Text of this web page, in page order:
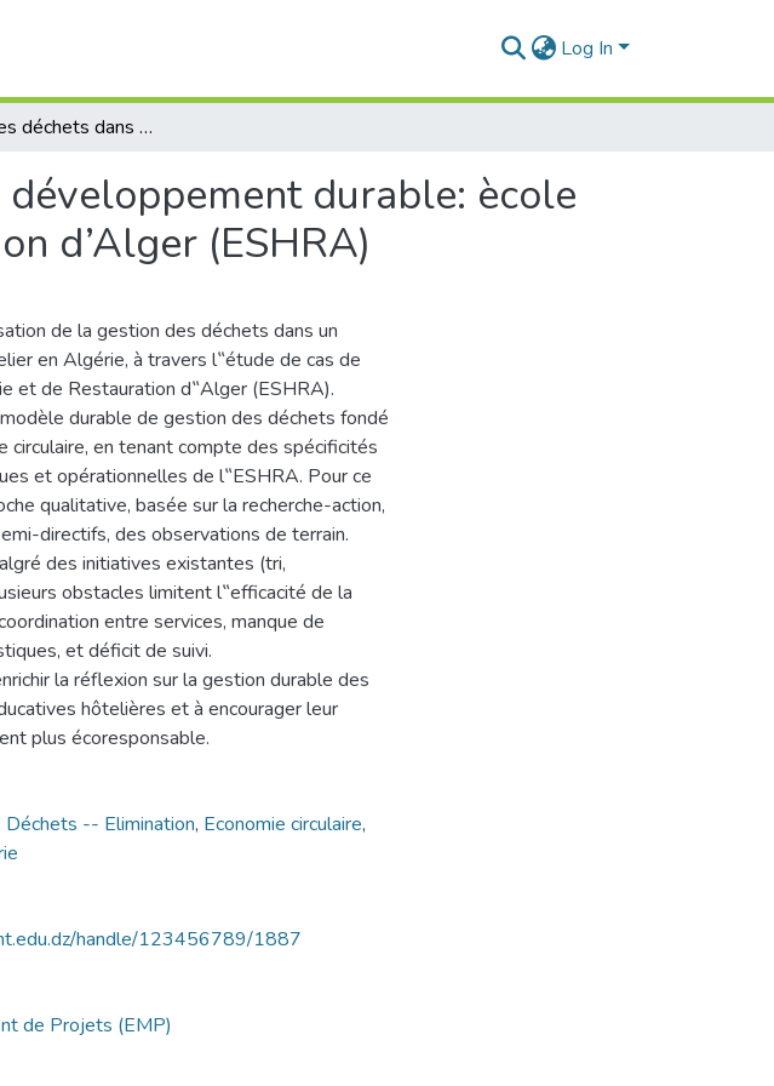
Log In
Maîtrise des déchets dans un projet de développement durable: ècole supérieure d’hôtellerie et de restauration d’Alger (ESHRA)
durable: ècole
d’Alger (ESHRA)
de la gestion des déchets dans un
en Algérie, à travers l‟étude de cas de
et de Restauration d‟Alger (ESHRA).
durable de gestion des déchets fondé
circulaire, en tenant compte des spécificités
et opérationnelles de l‟ESHRA. Pour ce
qualitative, basée sur la recherche-action,
directifs, des observations de terrain.
des initiatives existantes (tri,
obstacles limitent l‟efficacité de la
entre services, manque de
et déficit de suivi.
la réflexion sur la gestion durable des
hôtelières et à encourager leur
plus écoresponsable.
Déchets -- Elimination, Economie circulaire,
handle/123456789/1887
de Projets (EMP)